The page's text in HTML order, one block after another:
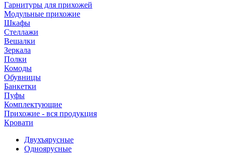
Гарнитуры для прихожей
Модульные прихожие
Шкафы
Стеллажи
Вешалки
Зеркала
Полки
Комоды
Обувницы
Банкетки
Пуфы
Комплектующие
Прихожие - вся продукция
Кровати
Двухъярусные
Одноярусные